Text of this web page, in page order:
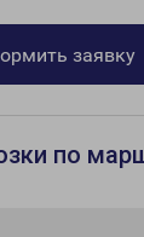
заявку
по